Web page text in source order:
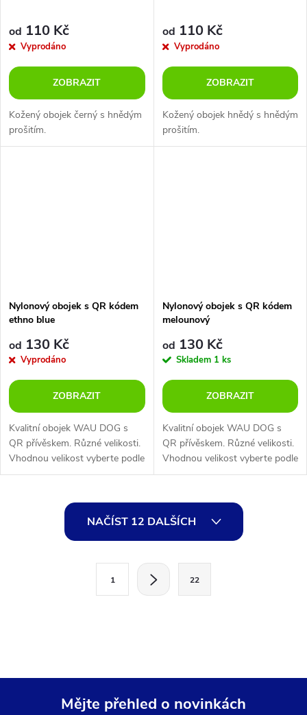
od 110 Kč
Vyprodáno
ZOBRAZIT
Kožený obojek černý s hnědým
prošitím.
od 110 Kč
Vyprodáno
ZOBRAZIT
Kožený obojek hnědý s hnědým
prošitím.
Nylonový obojek s QR kódem
ethno blue
od 130 Kč
Vyprodáno
ZOBRAZIT
Kvalitní obojek WAU DOG s
QR přívěskem. Různé velikosti.
Vhodnou velikost vyberte podle
tabulky.
Nylonový obojek s QR kódem
melounový
od 130 Kč
Skladem 1 ks
ZOBRAZIT
Kvalitní obojek WAU DOG s
QR přívěskem. Různé velikosti.
Vhodnou velikost vyberte podle
tabulky.
c
NAČÍST 12 DALŠÍCH
1 22
Mějte přehled o novinkách